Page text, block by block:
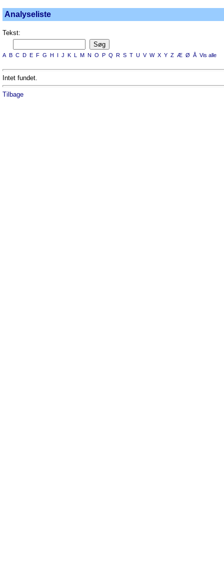
Analyseliste
Tekst:
A B C D E F G H I J K L M N O P Q R S T U V W X Y Z Æ Ø Å Vis alle
Intet fundet.
Tilbage